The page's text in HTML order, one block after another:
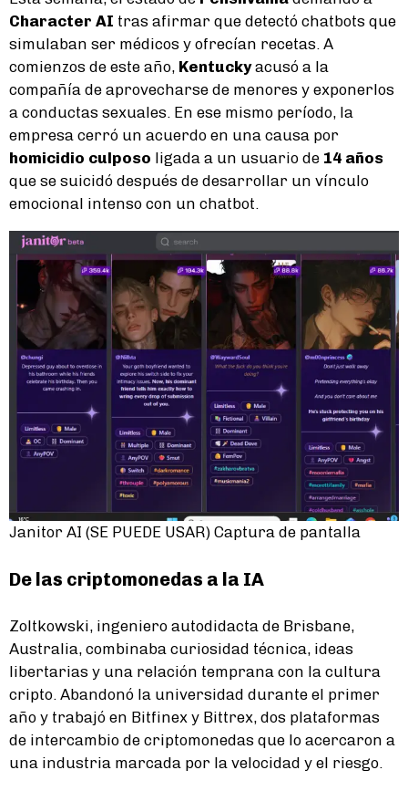
Character AI tras afirmar que detectó chatbots que
simulaban ser médicos y ofrecían recetas. A
comienzos de este año, Kentuckyacusó a la
compañía de aprovecharse de menores y exponerlos
a conductas sexuales. En ese mismo período, la
empresa cerró un acuerdo en una causa por
homicidio culposo ligada a un usuario de 14 años
que se suicidó después de desarrollar un vínculo
emocional intenso con un chatbot.
Janitor AI (SE PUEDE USAR) Captura de pantalla
De las criptomonedas a la IA
Zoltkowski, ingeniero autodidacta de Brisbane,
Australia, combinaba curiosidad técnica, ideas
libertarias y una relación temprana con la cultura
cripto. Abandonó la universidad durante el primer
año y trabajó en Bitfinex y Bittrex, dos plataformas
de intercambio de criptomonedas que lo acercaron a
una industria marcada por la velocidad y el riesgo.